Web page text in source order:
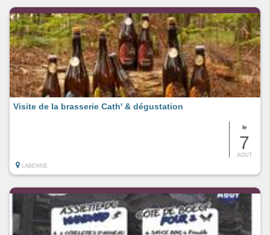
le
7
AOUT
Visite de la brasserie Cath' & dégustation
LABENNE